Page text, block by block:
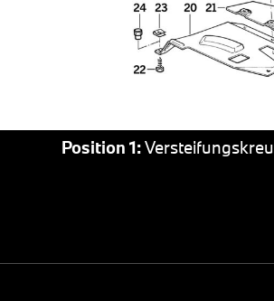
Position 1: